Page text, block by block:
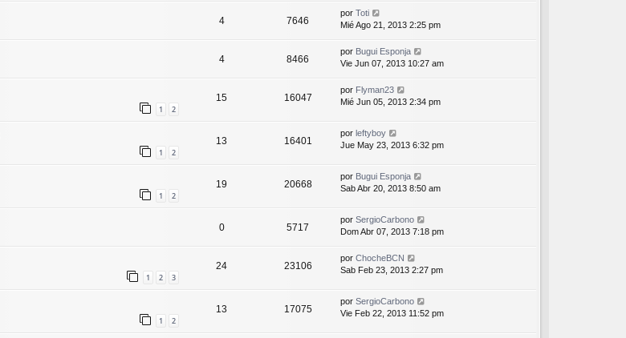
4 7646
por Toti
Mié Ago 21, 2013 2:25 pm
4 8466
por Bugui Esponja
Vie Jun 07, 2013 10:27 am
1 2
15 16047
por Flyman23
Mié Jun 05, 2013 2:34 pm
1 2
13 16401
por leftyboy
Jue May 23, 2013 6:32 pm
1 2
19 20668
por Bugui Esponja
Sab Abr 20, 2013 8:50 am
0 5717
por SergioCarbono
Dom Abr 07, 2013 7:18 pm
1 2 3
24 23106
por ChocheBCN
Sab Feb 23, 2013 2:27 pm
1 2
13 17075
por SergioCarbono
Vie Feb 22, 2013 11:52 pm